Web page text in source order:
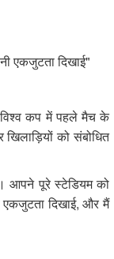
एकजुटता दिखाई"
विश्व कप में पहले मैच के
को संबोधित
आपने पूरे स्टेडियम को
दिखाई, और मैं